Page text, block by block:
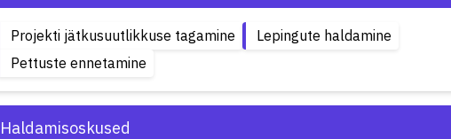
Projekti jätkusuutlikkuse tagamine
Lepingute haldamine
Pettuste ennetamine
Haldamisoskused